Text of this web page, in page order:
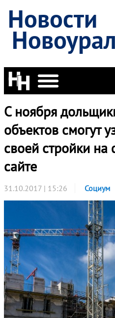
Новости
С ноября
объектов смогут
своей стройки
сайте
31.10.2017 | 15:26 Социум